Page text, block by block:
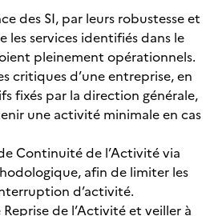
des SI, par leurs robustesse et
les services identifiés dans le
pleinement opérationnels.
critiques d’une entreprise, en
fixés par la direction générale,
une activité minimale en cas
Continuité de l’Activité via
afin de limiter les
d’activité.
de l’Activité et veiller à